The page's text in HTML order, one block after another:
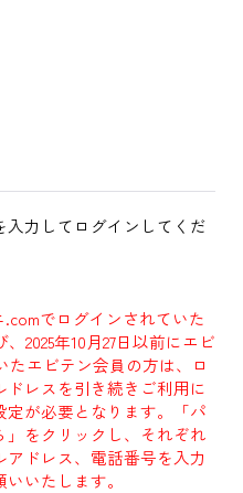
力してログインしてくだ
でログインされていた
2025年10月27日以前にエビ
エビテン会員の方は、ロ
レスを引き続きご利用に
が必要となります。「パ
をクリックし、それぞれ
ドレス、電話番号を入力
いたします。